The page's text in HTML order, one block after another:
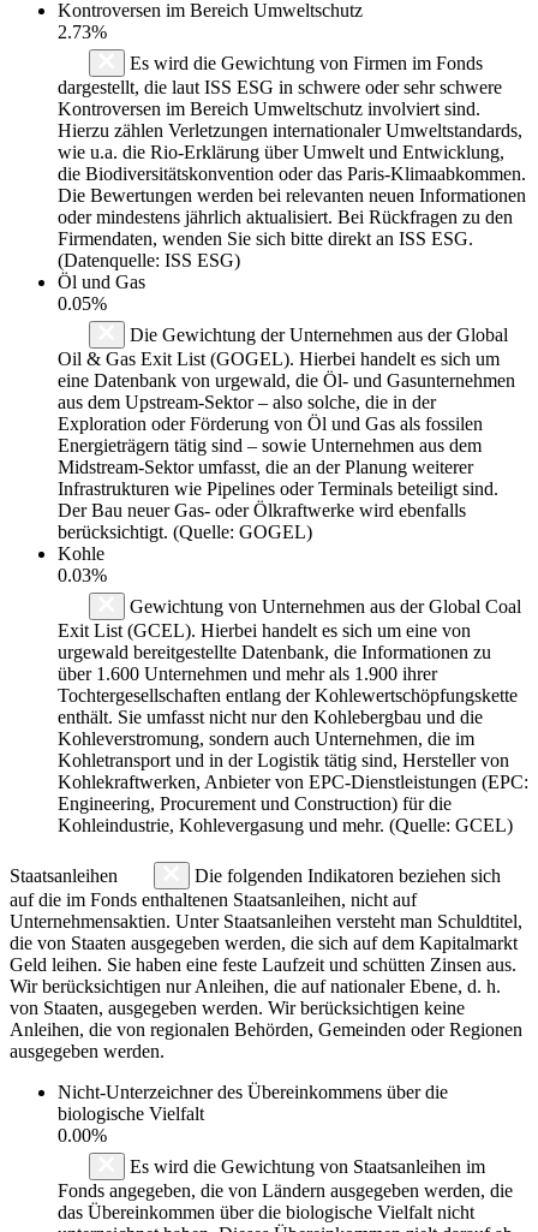
Kontroversen im Bereich Umweltschutz
2.73%
Es wird die Gewichtung von Firmen im Fonds
dargestellt, die laut ISS ESG in schwere oder sehr schwere
Kontroversen im Bereich Umweltschutz involviert sind.
Hierzu zählen Verletzungen internationaler Umweltstandards,
wie u.a. die Rio-Erklärung über Umwelt und Entwicklung,
die Biodiversitätskonvention oder das Paris-Klimaabkommen.
Die Bewertungen werden bei relevanten neuen Informationen
oder mindestens jährlich aktualisiert. Bei Rückfragen zu den
Firmendaten, wenden Sie sich bitte direkt an ISS ESG.
(Datenquelle: ISS ESG)
Öl und Gas
0.05%
Die Gewichtung der Unternehmen aus der Global
Oil & Gas Exit List (GOGEL). Hierbei handelt es sich um
eine Datenbank von urgewald, die Öl- und Gasunternehmen
aus dem Upstream-Sektor – also solche, die in der
Exploration oder Förderung von Öl und Gas als fossilen
Energieträgern tätig sind – sowie Unternehmen aus dem
Midstream-Sektor umfasst, die an der Planung weiterer
Infrastrukturen wie Pipelines oder Terminals beteiligt sind.
Der Bau neuer Gas- oder Ölkraftwerke wird ebenfalls
berücksichtigt. (Quelle: GOGEL)
Kohle
0.03%
Gewichtung von Unternehmen aus der Global Coal
Exit List (GCEL). Hierbei handelt es sich um eine von
urgewald bereitgestellte Datenbank, die Informationen zu
über 1.600 Unternehmen und mehr als 1.900 ihrer
Tochtergesellschaften entlang der Kohlewertschöpfungskette
enthält. Sie umfasst nicht nur den Kohlebergbau und die
Kohleverstromung, sondern auch Unternehmen, die im
Kohletransport und in der Logistik tätig sind, Hersteller von
Kohlekraftwerken, Anbieter von EPC-Dienstleistungen (EPC:
Engineering, Procurement und Construction) für die
Kohleindustrie, Kohlevergasung und mehr. (Quelle: GCEL)
Staatsanleihen
Die folgenden Indikatoren beziehen sich
auf die im Fonds enthaltenen Staatsanleihen, nicht auf
Unternehmensaktien. Unter Staatsanleihen versteht man Schuldtitel,
die von Staaten ausgegeben werden, die sich auf dem Kapitalmarkt
Geld leihen. Sie haben eine feste Laufzeit und schütten Zinsen aus.
Wir berücksichtigen nur Anleihen, die auf nationaler Ebene, d. h.
von Staaten, ausgegeben werden. Wir berücksichtigen keine
Anleihen, die von regionalen Behörden, Gemeinden oder Regionen
ausgegeben werden.
Nicht-Unterzeichner des Übereinkommens über die
biologische Vielfalt
0.00%
Es wird die Gewichtung von Staatsanleihen im
Fonds angegeben, die von Ländern ausgegeben werden, die
das Übereinkommen über die biologische Vielfalt nicht